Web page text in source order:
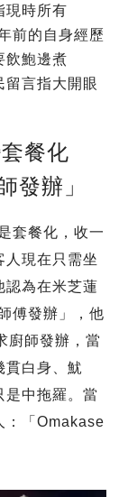
現時所有
前的自身經歷
飲鮑邊煮
留言指大開眼
套餐化
發辦」
套餐化，收一
人現在只需坐
認為在米芝蓮
傅發辦」，他
廚師發辦，當
貫白身、魷
是中拖羅。當
：「Omakase